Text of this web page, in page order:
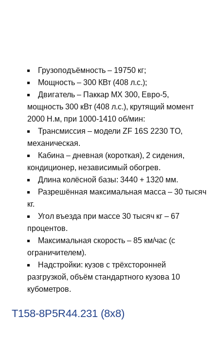
Грузоподъёмность – 19750 кг;
Мощность – 300 КВт (408 л.с.);
Двигатель – Паккар МХ 300, Евро-5,
мощность 300 кВт (408 л.с.), крутящий момент
2000 Н.м, при 1000-1410 об/мин:
Трансмиссия – модели ZF 16S 2230 TO,
механическая.
Кабина – дневная (короткая), 2 сидения,
кондиционер, независимый обогрев.
Длина колёсной базы: 3440 + 1320 мм.
Разрешённая максимальная масса – 30 тысяч
кг.
Угол въезда при массе 30 тысяч кг – 67
процентов.
Максимальная скорость – 85 км/час (с
ограничителем).
Надстройки: кузов с трёхсторонней
разгрузкой, объём стандартного кузова 10
кубометров.
T158-8P5R44.231 (8х8)